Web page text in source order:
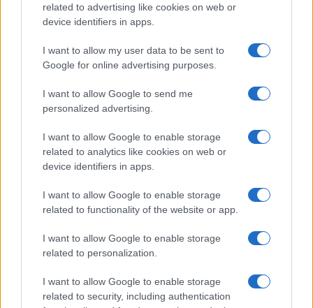
related to advertising like cookies on web or
device identifiers in apps.
I want to allow my user data to be sent to
Google for online advertising purposes.
I want to allow Google to send me
personalized advertising.
I want to allow Google to enable storage
related to analytics like cookies on web or
device identifiers in apps.
I want to allow Google to enable storage
related to functionality of the website or app.
I want to allow Google to enable storage
related to personalization.
I want to allow Google to enable storage
related to security, including authentication
adeguamento al regime sanitario che rimuove le
libertà fondamentali e continua. Tredici mesi di
lockdown a singhiozzo e tutto lascia pensare – se
ne è parlato proprio su questo sito – che
, sia perché
conviene un po’ a tutti, sia perché nessuno sa
arrivano e pozioni miracolose solo col
contagocce. E allora torna chiaro il senso della
farcelo sapere: travolgere qualsiasi margine di
discrezionalità,il vaccino non più frutto di
libera scelta ma dovere kantianoe quindi
morale e quinci legale e alla fine obbligatorio. O
vaccino o morte. Civile, da punire con l’esilio,
come Dante a Ravenna, giudicato colpevole “per